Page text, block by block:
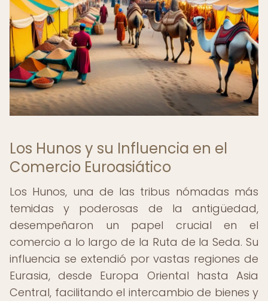
Los Hunos y su Influencia en el
Comercio Euroasiático
Los Hunos, una de las tribus nómadas más
temidas y poderosas de la antigüedad,
desempeñaron un papel crucial en el
comercio a lo largo de la Ruta de la Seda. Su
influencia se extendió por vastas regiones de
Eurasia, desde Europa Oriental hasta Asia
Central, facilitando el intercambio de bienes y